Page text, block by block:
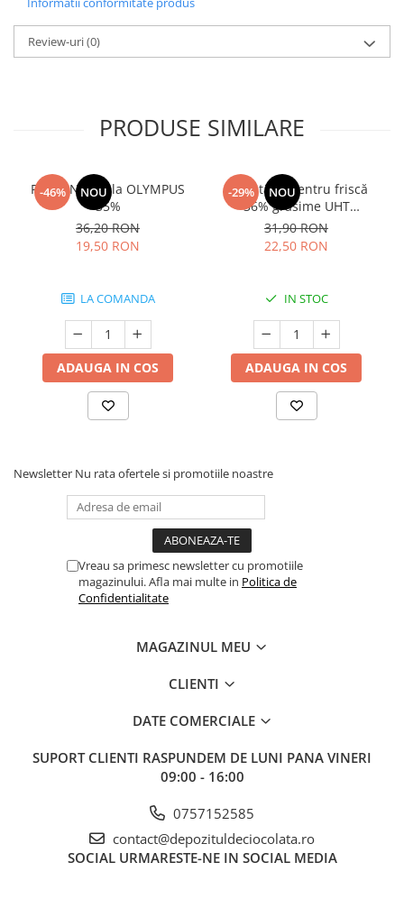
Review-uri(0)
PRODUSE SIMILARE
-46% NOU
Frisca Naturala OLYMPUS
35%
36,20 RON
19,50 RON
LA COMANDA
ADAUGA IN COS
-29% NOU
Smântână pentru friscă
36% grăsime UHT
MLEKOVITA
31,90 RON
22,50 RON
IN STOC
ADAUGA IN COS
Newsletter Nu rata ofertele si promotiile noastre
Vreau sa primesc newsletter cu promotiile
magazinului. Afla mai multe in Politica de
Confidentialitate
MAGAZINUL MEU
CLIENTI
DATE COMERCIALE
SUPORT CLIENTI RASPUNDEM DE LUNI PANA VINERI
09:00 - 16:00
0757152585
contact@depozituldeciocolata.ro
SOCIAL URMARESTE-NE IN SOCIAL MEDIA